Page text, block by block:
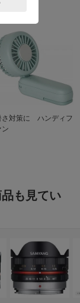
さ対策に ハンディフ
ン
も見てい